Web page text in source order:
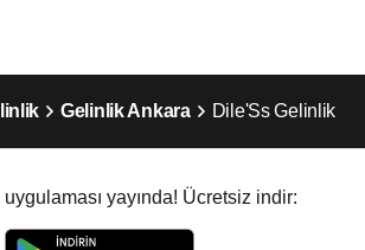
Gelinlik Ankara Dile'Ss Gelinlik
yayında! Ücretsiz indir: